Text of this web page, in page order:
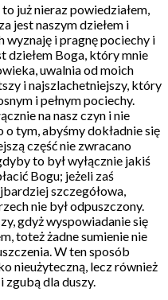
już nieraz powiedziałem,
jest naszym dziełem i
wyznaję i pragnę pociechy i
dziełem Boga, który mnie
uwalnia od moich
i najszlachetniejszy, który
i pełnym pociechy.
na nasz czyn i nie
tym, abyśmy dokładnie się
część nie zwracano
to był wyłącznie jakiś
Bogu; jeżeli zaś
szczegółowa,
nie był odpuszczony.
gdyż wyspowiadanie się
toteż żadne sumienie nie
W ten sposób
nieużyteczną, lecz również
zgubą dla duszy.